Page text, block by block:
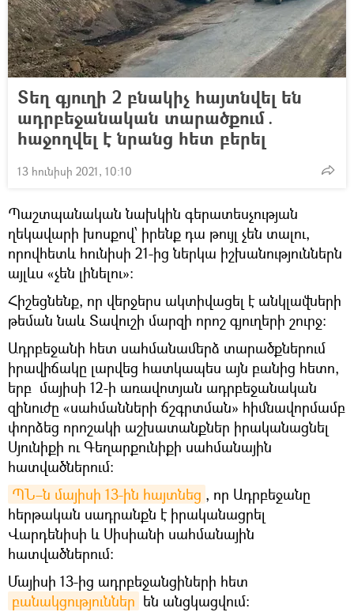
Տեղ գյուղի 2 բնակիչ հայտնվել են
ադրբեջանական տարածքում․
հաջողվել է նրանց հետ բերել
13 հունիսի 2021, 10:10
Պաշտպանական նախկին գերատեսչության
ղեկավարի խոսքով՝ իրենք դա թույլ չեն տալու,
որովհետև հունիսի 21-ից ներկա իշխանություններն
այլևս «չեն լինելու»։
Հիշեցնենք, որ վերջերս ակտիվացել է անկլավների
թեման նաև Տավուշի մարզի որոշ գյուղերի շուրջ։
Ադրբեջանի հետ սահմանամերձ տարածքներում
իրավիճակը լարվեց հատկապես այն բանից հետո,
երբ մայիսի 12-ի առավոտյան ադրբեջանական
զինուժը «սահմանների ճշգրտման» հիմնավորմամբ
փորձեց որոշակի աշխատանքներ իրականացնել
Սյունիքի ու Գեղարքունիքի սահմանային
հատվածներում։
ՊՆ–ն մայիսի 13-ին հայտնեց , որ Ադրբեջանը
հերթական սադրանքն է իրականացրել
Վարդենիսի և Սիսիանի սահմանային
հատվածներում։
Մայիսի 13-ից ադրբեջանցիների հետ
բանակցություններ են անցկացվում։